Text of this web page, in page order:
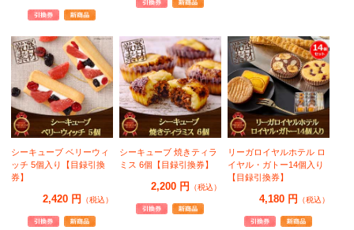
シーキューブ ベリーウィ
ッチ 5個入り【目録引換
券】
2,420 円 （税込）
シーキューブ 焼きティラ
ミス 6個【目録引換券】
2,200 円 （税込）
リーガロイヤルホテル ロ
イヤル・ガトー14個入り
【目録引換券】
4,180 円 （税込）